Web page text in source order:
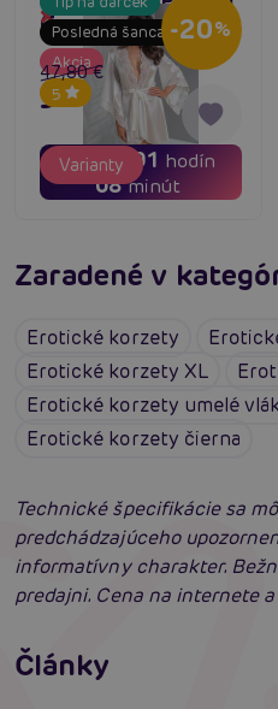
Posledná šanca
Akcia
5
-20%
03 dní 01 hodín
08 minút
(Ecru)
Dočasne vypredané
47,80 €
38,24 €
Varianty
Zaradené v
Erotické korzety
Erotické korzety XL
Erotické korzety umelé
Erotické korzety čierna
Technické špecifikácie sa
predchádzajúceho
informatívny charakter.
predajni. Cena na internete
Články
neodolateľne sexy
Čítať viacej
Erotická inteligencia: